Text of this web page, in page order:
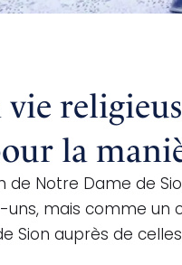
vie
la
de Notre Dame de
uns, mais comme un
Sion auprès de